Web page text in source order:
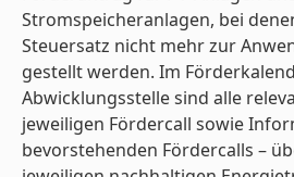
Stromspeicheranlagen, bei
Steuersatz nicht mehr zur
gestellt werden. Im
Abwicklungsstelle sind alle
jeweiligen Fördercall sowie
bevorstehenden Fördercalls –